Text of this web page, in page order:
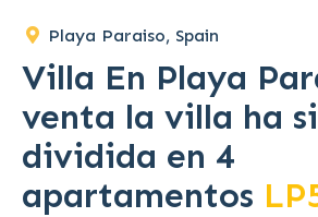
Playa Paraiso, Spain
Villa En Playa
venta la villa ha
dividida en 4
apartamentos